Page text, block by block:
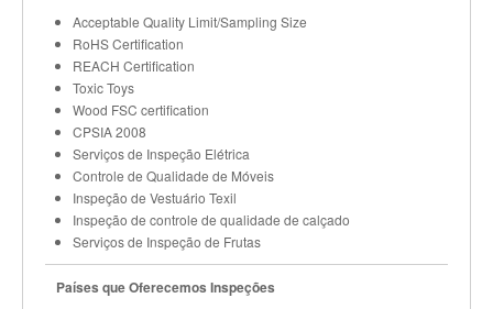
Acceptable Quality Limit/Sampling Size
RoHS Certification
REACH Certification
Toxic Toys
Wood FSC certification
CPSIA 2008
Serviços de Inspeção Elétrica
Controle de Qualidade de Móveis
Inspeção de Vestuário Texil
Inspeção de controle de qualidade de calçado
Serviços de Inspeção de Frutas
Países que Oferecemos Inspeções